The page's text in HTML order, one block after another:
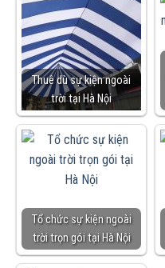
Thuê dù sự kiện ngoài
trời tại Hà Nội
Tổ chức sự kiện ngoài
trời trọn gói tại Hà Nội